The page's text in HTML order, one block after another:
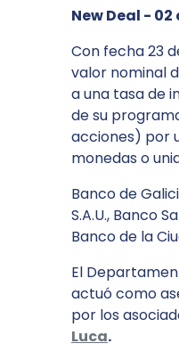
New Deal -
Con fecha 23
valor nominal
a una tasa de
de su
acciones) por
monedas o
Banco de
S.A.U., Banco
Banco de la
El
actuó como
por los
Luca.